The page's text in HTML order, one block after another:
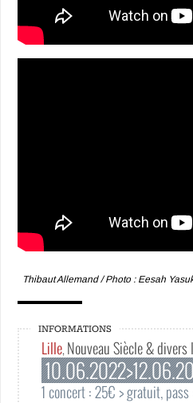
Thibaut Allemand / Photo : Eesah
INFORMATIONS
Lille, Nouveau Siècle & divers
1 concert : 25€ > gratuit,